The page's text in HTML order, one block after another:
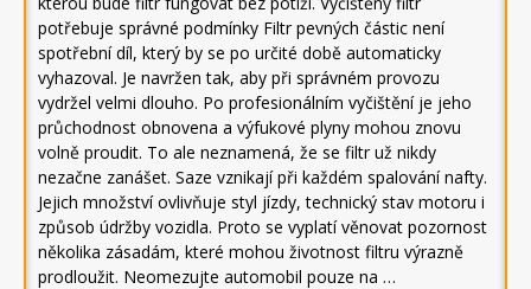
potřebuje správné podmínky Filtr pevných částic není
spotřební díl, který by se po určité době automaticky
vyhazoval. Je navržen tak, aby při správném provozu
vydržel velmi dlouho. Po profesionálním vyčištění je jeho
průchodnost obnovena a výfukové plyny mohou znovu
volně proudit. To ale neznamená, že se filtr už nikdy
nezačne zanášet. Saze vznikají při každém spalování nafty.
Jejich množství ovlivňuje styl jízdy, technický stav motoru i
způsob údržby vozidla. Proto se vyplatí věnovat pozornost
několika zásadám, které mohou životnost filtru výrazně
prodloužit. Neomezujte automobil pouze na …